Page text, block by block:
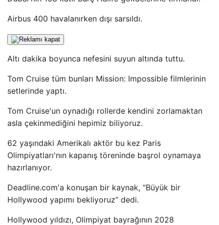
Airbus 400 havalanırken dışı sarsıldı.
Altı dakika boyunca nefesini suyun altında tuttu.
Tom Cruise tüm bunları Mission: Impossible filmlerinin
setlerinde yaptı.
Tom Cruise'un oynadığı rollerde kendini zorlamaktan
asla çekinmediğini hepimiz biliyoruz.
62 yaşındaki Amerikalı aktör bu kez Paris
Olimpiyatları'nın kapanış töreninde başrol oynamaya
hazırlanıyor.
Deadline.com'a konuşan bir kaynak, “Büyük bir
Hollywood yapımı bekliyoruz” dedi.
Hollywood yıldızı, Olimpiyat bayrağının 2028